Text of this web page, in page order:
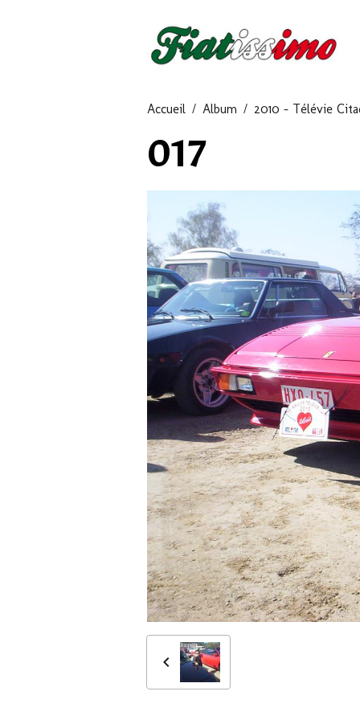
Accueil Album 2010 - Télévie
017